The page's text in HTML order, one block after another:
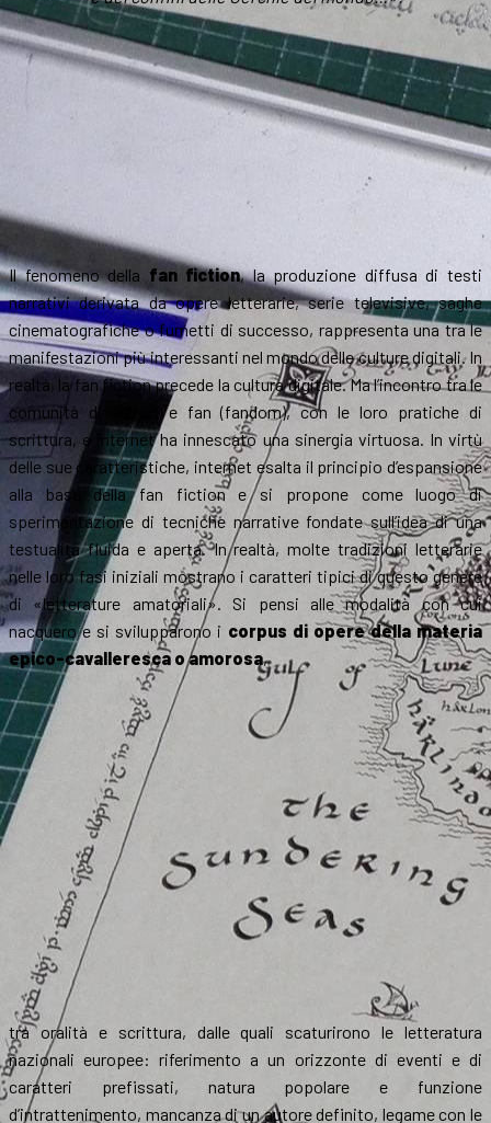
Il fenomeno della fan fiction, la produzione diffusa di testi
narrativi derivata da opere letterarie, serie televisive, saghe
cinematografiche o fumetti di successo, rappresenta una tra le
manifestazioni più interessanti nel mondo delle culture digitali. In
realtà, la fan fiction precede la cultura digitale. Ma l’incontro tra le
comunità di cultori e fan (fandom), con le loro pratiche di
scrittura, e internet ha innescato una sinergia virtuosa. In virtù
delle sue caratteristiche, internet esalta il principio d’espansione
alla base della fan fiction e si propone come luogo di
sperimentazione di tecniche narrative fondate sull’idea di una
testualità fluida e aperta. In realtà, molte tradizioni letterarie
nelle loro fasi iniziali mostrano i caratteri tipici di questo genere
di «letterature amatoriali». Si pensi alle modalità con cui
nacquero e si svilupparono i corpus di opere della materia
epico-cavalleresca o amorosa,
tra oralità e scrittura, dalle quali scaturirono le letteratura
nazionali europee: riferimento a un orizzonte di eventi e di
caratteri prefissati, natura popolare e funzione
d’intrattenimento, mancanza di un autore definito, legame con le